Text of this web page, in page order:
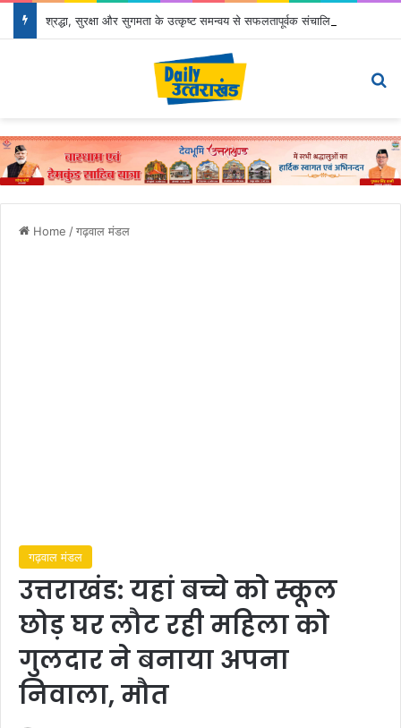
Home /गढ़वाल मंडल
गढ़वाल मंडल
उत्तराखंड: यहां बच्चे को स्कूल
छोड़ घर लौट रही महिला को
गुलदार ने बनाया अपना
निवाला, मौत